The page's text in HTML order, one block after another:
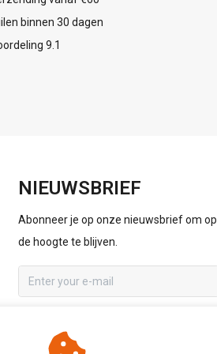
binnen 30 dagen
9.1
NIEUWSBRIEF
Abonneer je op onze nieuwsbrief om op
de hoogte te blijven.